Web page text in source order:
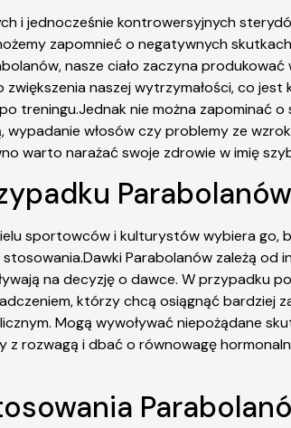
i jednocześnie kontrowersyjnych
zapomnieć o negatywnych
nasze ciało zaczyna
naszej wytrzymałości, co
treningu.Jednak nie można zapominać
włosów czy problemy ze
warto narażać swoje zdrowie w imię
sportowców i kulturystów wybiera go,
Parabolanów zależą od
na decyzję o dawce. W przypadku
którzy chcą osiągnąć bardziej
Mogą wywoływać niepożądane
rozwagą i dbać o równowagę